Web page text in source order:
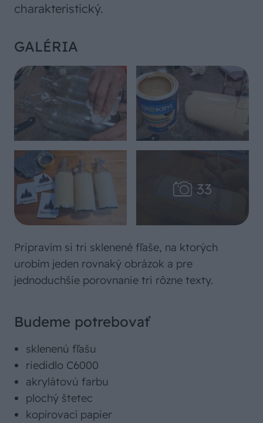
charakteristický.
GALÉRIA
Pripravím si tri sklenené fľaše, na ktorých
urobím jeden rovnaký obrázok a pre
jednoduchšie porovnanie tri rôzne texty.
Budeme potrebovať
sklenenú fľašu
riedidlo C6000
akrylátovú farbu
plochý štetec
kopírovací papier